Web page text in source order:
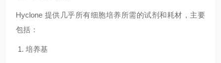
Hyclone 提供几乎所有细胞培养所需的试剂和耗材，主要
包括：
1. 培养基